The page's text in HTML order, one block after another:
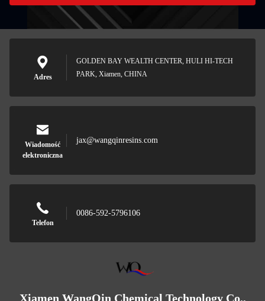
Adres
GOLDEN BAY WEALTH CENTER, HULI HI-TECH
PARK, Xiamen, CHINA
Wiadomość
elektroniczna
jax@wangqinresins.com
Telefon
0086-592-5796106
Xiamen WangQin Chemical Technology Co.,